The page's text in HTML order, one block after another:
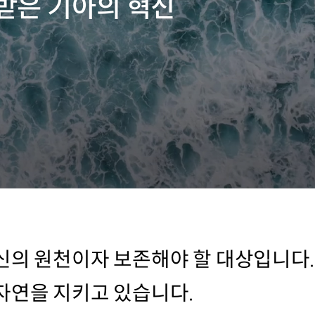
은 기아의 혁신
의 원천이자 보존해야 할 대상입니
연을 지키고 있습니다.